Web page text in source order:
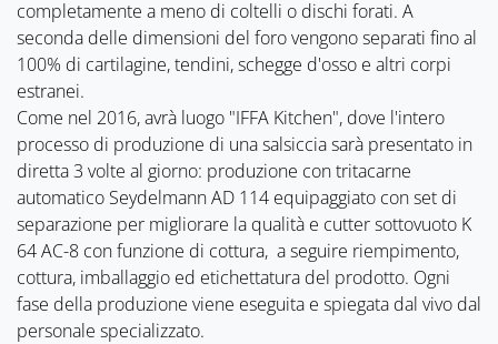
completamente a meno di coltelli o dischi forati. A
seconda delle dimensioni del foro vengono separati fino al
100% di cartilagine, tendini, schegge d'osso e altri corpi
estranei.
Come nel 2016, avrà luogo "IFFA Kitchen", dove l'intero
processo di produzione di una salsiccia sarà presentato in
diretta 3 volte al giorno: produzione con tritacarne
automatico Seydelmann AD 114 equipaggiato con set di
separazione per migliorare la qualità e cutter sottovuoto K
64 AC-8 con funzione di cottura, a seguire riempimento,
cottura, imballaggio ed etichettatura del prodotto. Ogni
fase della produzione viene eseguita e spiegata dal vivo dal
personale specializzato.